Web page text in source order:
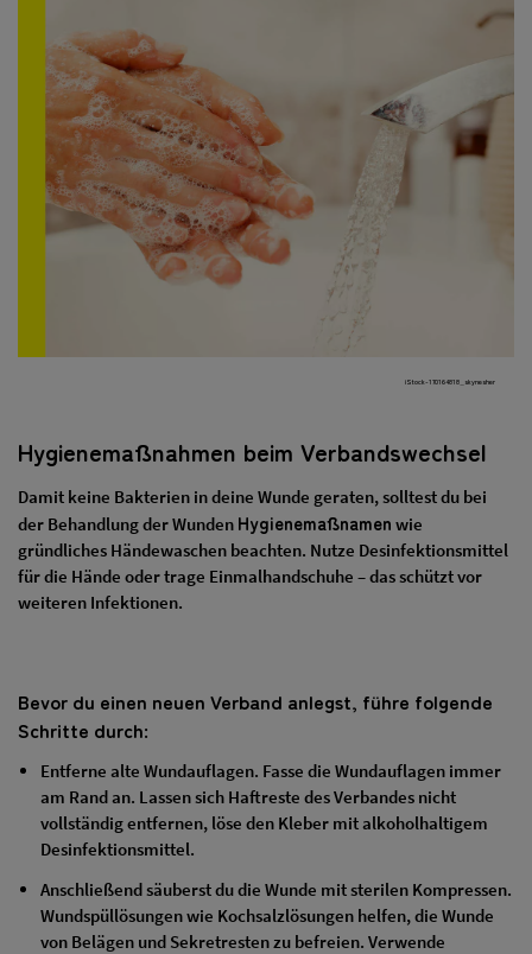
iStock-170164818_skynesher
Hygienemaßnahmen beim Verbandswechsel
Damit keine Bakterien in deine Wunde geraten, solltest du bei
der Behandlung der Wunden Hygienemaßnamen wie
gründliches Händewaschen beachten. Nutze Desinfektionsmittel
für die Hände oder trage Einmalhandschuhe – das schützt vor
weiteren Infektionen.
Bevor du einen neuen Verband anlegst, führe folgende
Schritte durch:
Entferne alte Wundauflagen. Fasse die Wundauflagen immer
am Rand an. Lassen sich Haftreste des Verbandes nicht
vollständig entfernen, löse den Kleber mit alkoholhaltigem
Desinfektionsmittel.
Anschließend säuberst du die Wunde mit sterilen Kompressen.
Wundspüllösungen wie Kochsalzlösungen helfen, die Wunde
von Belägen und Sekretresten zu befreien. Verwende